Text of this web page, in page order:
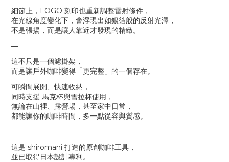
細節上， LOGO 刻印也重新調整雷射條件，
在光線角度變化下，會浮現出如銀箔般的反射光澤，
不是張揚，而是讓人靠近才發現的精緻。
—
這不只是一個濾掛架，
而是讓戶外咖啡變得「更完整」的一個存在。
可瞬間展開、快速收納，
同時支援 馬克杯與雪拉杯使用，
無論在山裡、露營場，甚至家中日常，
都能讓你的咖啡時間，多一點從容與質感。
—
這是 shiromani 打造的原創咖啡工具，
並已取得日本設計專利。